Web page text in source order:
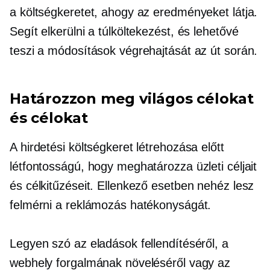
a költségkeretet, ahogy az eredményeket látja.
Segít elkerülni a túlköltekezést, és lehetővé
teszi a módosítások végrehajtását az út során.
Határozzon meg világos célokat
és célokat
A hirdetési költségkeret létrehozása előtt
létfontosságú, hogy meghatározza üzleti céljait
és célkitűzéseit. Ellenkező esetben nehéz lesz
felmérni a reklámozás hatékonyságát.
Legyen szó az eladások fellendítéséről, a
webhely forgalmának növeléséről vagy az